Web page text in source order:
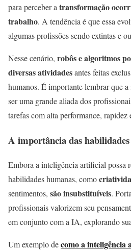
para perceber a transformação
trabalho. A tendência é que essa
algumas profissões sendo extintas e
Nesse cenário, robôs e algoritmos
diversas atividadesantes feitas
humanos. É importante lembrar que
ser uma grande aliada dos
tarefas com alta performance, rapidez
A importância das
Embora a inteligência artificial possa
habilidades humanas, como
sentimentos, são insubstituíveis.
profissionais valorizem seu
em conjunto com a IA, explorando
Um exemplo decomo a inteligência